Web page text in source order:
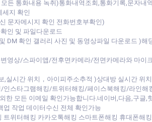
모든 통화내용 녹취)통화내역조회,통화기록,문자
세지 확인
문자메시지 확인 전화번호부확인)
인 및 파일다운로드
DM 확인 갤러리 사진 및 동영상파일 다운로드 )
영상/스파이앱/전후면카메라/전면카메라와 마이
,실시간 위치，아이피주소추적 )상대방 실시간 위
인스타그램해킹/트위터해킹/페이스북해킹/라인해
한 모든 이메일 확인가능합니다.네이버,다음,구글
작업 데이터수신 전체 확인가능
위터해킹 카카오톡해킹 스마트폰해킹 휴대폰해